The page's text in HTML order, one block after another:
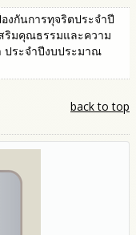
งกันการทุจริตประจำปี
ริมคุณธรรมและความ
ประจำปีงบประมาณ
back to top